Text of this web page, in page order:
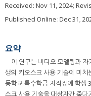
Received: Nov 11, 2024;
Published Online: Dec 31,
요약
이 연구는 비디오 모델링과
생의 키오스크 사용 기술에 미
등학교 특수학급 지적장애 학생
스크 사용 기술을 대상자간 중